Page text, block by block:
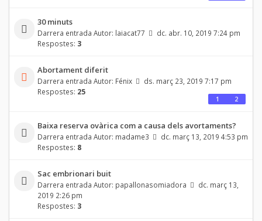
30 minuts
Darrera entrada Autor: laiacat77
dc. abr. 10, 2019 7:24 pm
Respostes: 3
Abortament diferit
Darrera entrada Autor: Fénix
ds. març 23, 2019 7:17 pm
Respostes: 25
1 2
Baixa reserva ovàrica com a causa dels avortaments?
Darrera entrada Autor: madame3
dc. març 13, 2019 4:53 pm
Respostes: 8
Sac embrionari buit
Darrera entrada Autor: papallonasomiadora
dc. març 13,
2019 2:26 pm
Respostes: 3